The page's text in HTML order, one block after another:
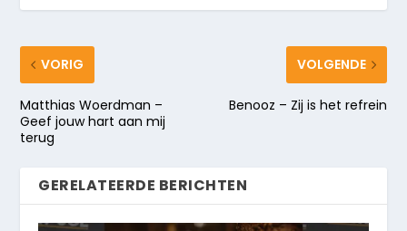
VORIG
Matthias Woerdman –
Geef jouw hart aan mij
terug
VOLGENDE
Benooz – Zij is het refrein
GERELATEERDE BERICHTEN